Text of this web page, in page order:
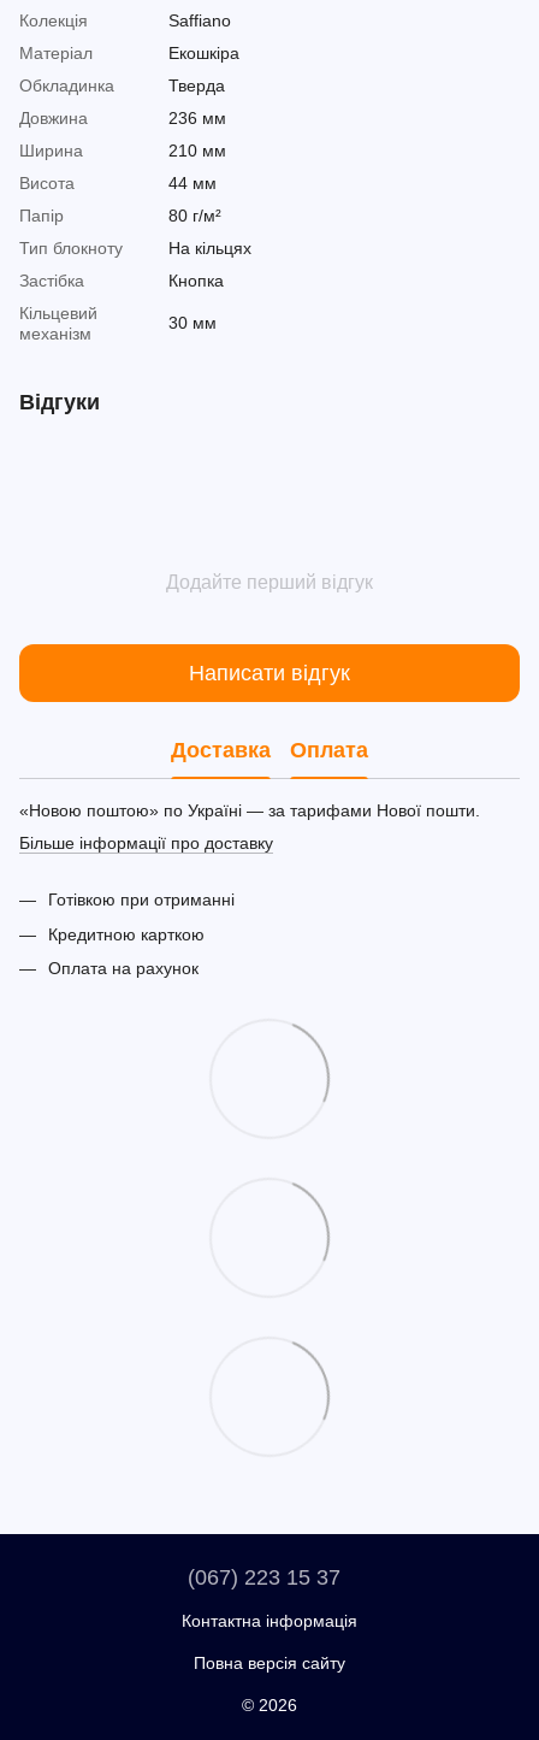
Колекція
Saffiano
Матеріал
Екошкіра
Обкладинка
Тверда
Довжина
236 мм
Ширина
210 мм
Висота
44 мм
Папір
80 г/м²
Тип блокноту
На кільцях
Застібка
Кнопка
Кільцевий
механізм
30 мм
Відгуки
Додайте перший відгук
Написати відгук
Доставка Оплата
«Новою поштою» по Україні — за тарифами Нової пошти.
Більше інформації про доставку
Готівкою при отриманні
Кредитною карткою
Оплата на рахунок
(067) 223 15 37
Контактна інформація
Повна версія сайту
© 2026